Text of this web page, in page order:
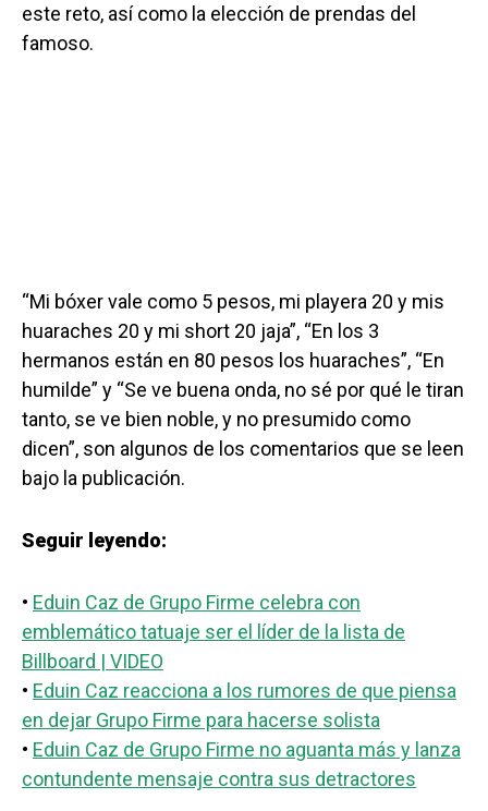
este reto, así como la elección de prendas del
famoso.
“Mi bóxer vale como 5 pesos, mi playera 20 y mis
huaraches 20 y mi short 20 jaja”, “En los 3
hermanos están en 80 pesos los huaraches”, “En
humilde” y “Se ve buena onda, no sé por qué le tiran
tanto, se ve bien noble, y no presumido como
dicen”, son algunos de los comentarios que se leen
bajo la publicación.
Seguir leyendo:
• Eduin Caz de Grupo Firme celebra con
emblemático tatuaje ser el líder de la lista de
Billboard | VIDEO
• Eduin Caz reacciona a los rumores de que piensa
en dejar Grupo Firme para hacerse solista
• Eduin Caz de Grupo Firme no aguanta más y lanza
contundente mensaje contra sus detractores